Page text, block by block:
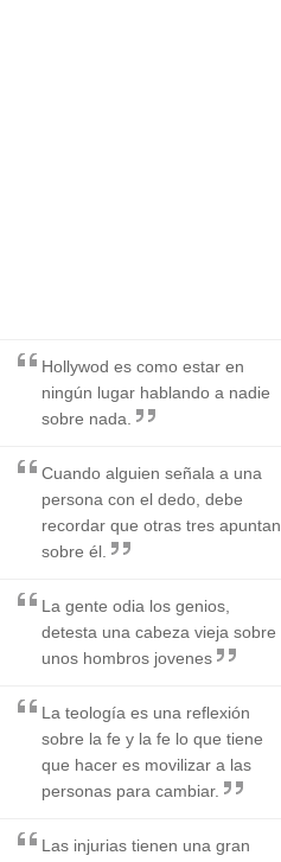
Hollywod es como estar en
ningún lugar hablando a nadie
sobre nada.
Cuando alguien señala a una
persona con el dedo, debe
recordar que otras tres apuntan
sobre él.
La gente odia los genios,
detesta una cabeza vieja sobre
unos hombros jovenes
La teología es una reflexión
sobre la fe y la fe lo que tiene
que hacer es movilizar a las
personas para cambiar.
Las injurias tienen una gran